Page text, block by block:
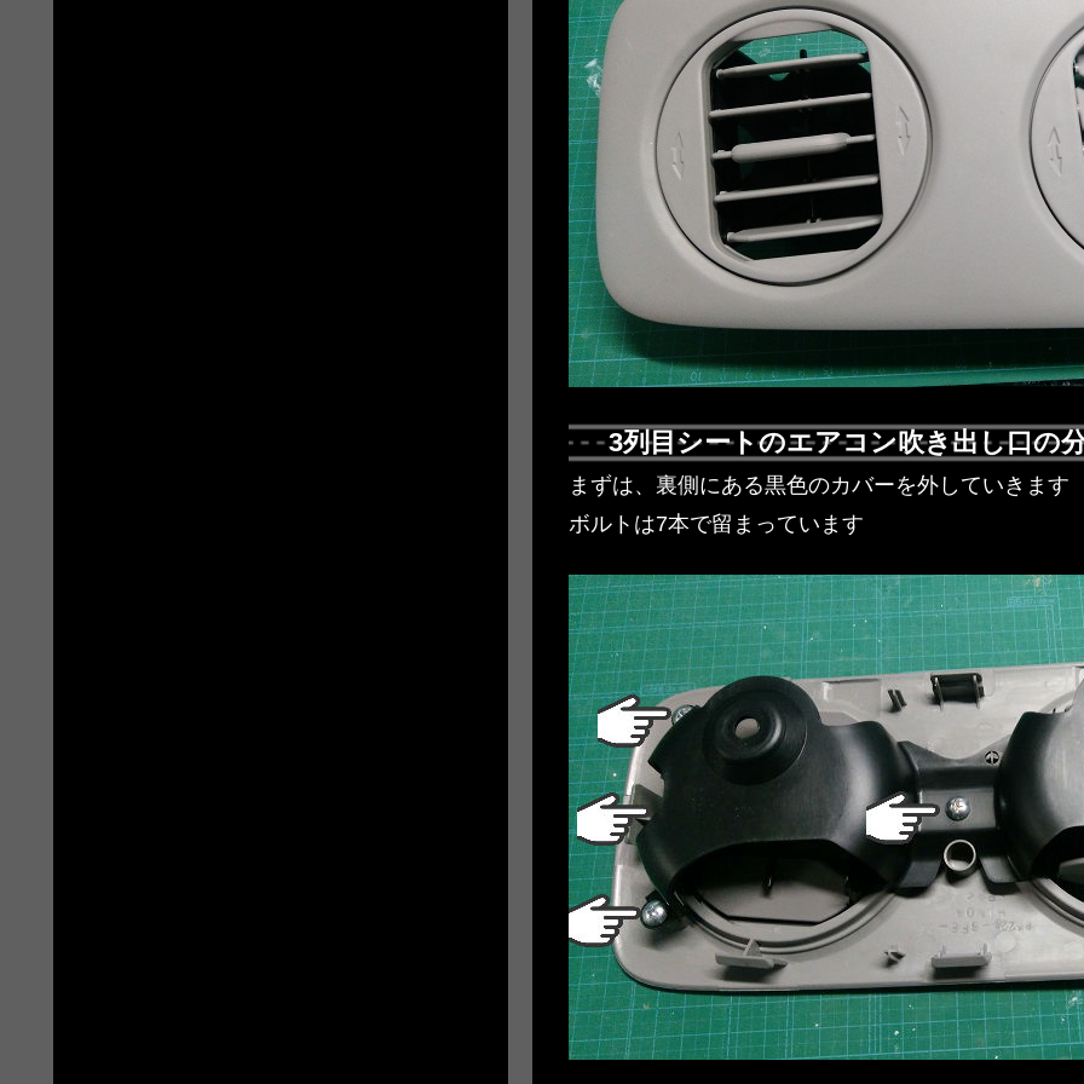
3列目シートのエアコン吹き出し口の
まずは、裏側にある黒色のカバーを外していきます
ボルトは7本で留まっています